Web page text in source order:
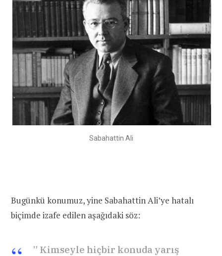
Sabahattin Ali
Bugünkü konumuz, yine Sabahattin Ali’ye hatalı
biçimde izafe edilen aşağıdaki söz:
” Kimseyle hiçbir konuda yarış